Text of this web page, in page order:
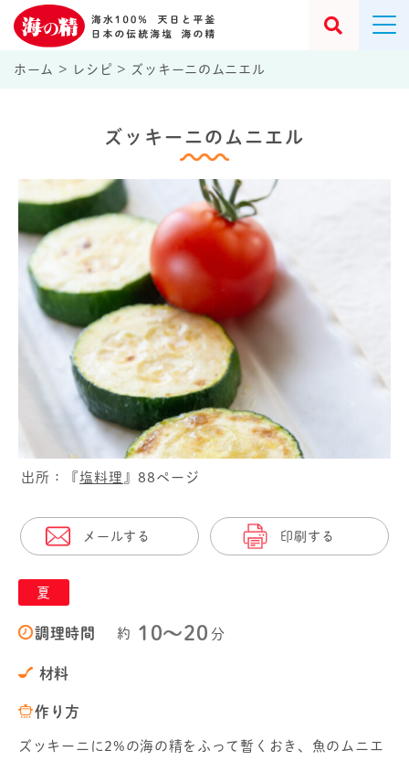
ホーム > レシピ > ズッキーニのムニエル
ズッキーニのムニエル
出所：『塩料理 』88ページ
メールする 印刷する
夏
調理時間 約 10〜20 分
材料
作り方
ズッキーニに2%の海の精をふって暫くおき、魚のムニエ